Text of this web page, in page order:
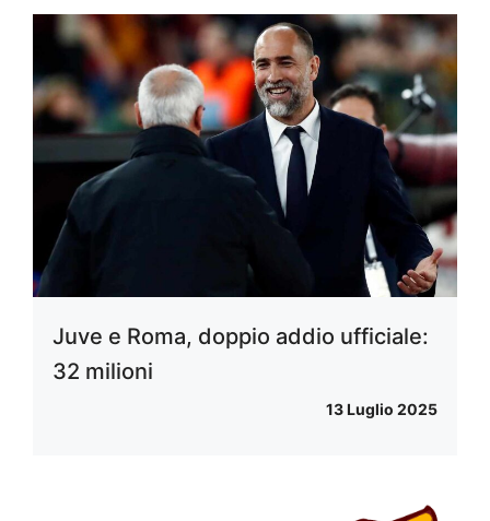
Juve e Roma, doppio addio ufficiale:
32 milioni
13 Luglio 2025